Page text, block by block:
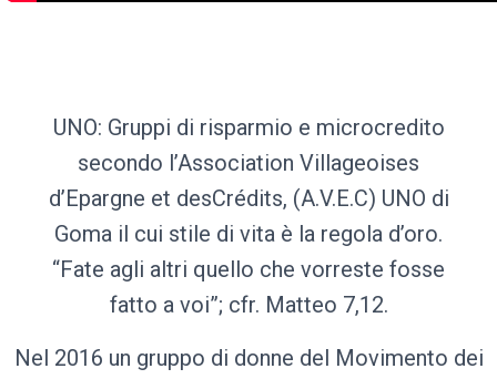
UNO: Gruppi di risparmio e microcredito
secondo l’Association Villageoises
d’Epargne et desCrédits, (A.V.E.C) UNO di
Goma il cui stile di vita è la regola d’oro.
“Fate agli altri quello che vorreste fosse
fatto a voi”; cfr. Matteo 7,12.
Nel 2016 un gruppo di donne del Movimento dei